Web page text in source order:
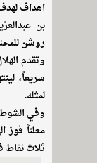
اهداف
بن
روشن
وتقدم
سريعاً،
لمثله.
وفي الشوط
معلناً فوز
ثلاث